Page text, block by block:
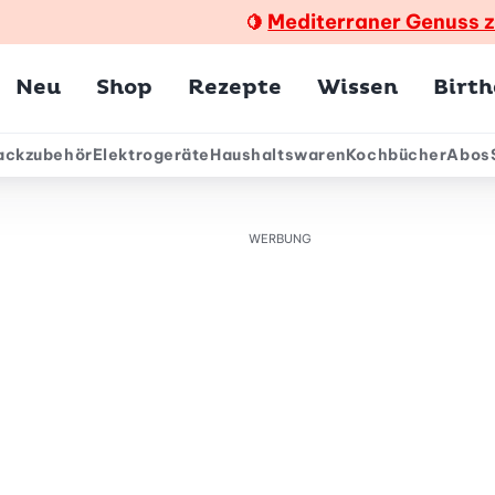
🍋 Mediterraner Genuss
Neu Shop Rezepte Wissen
ElektrogeräteHaushaltswarenKochbücherAbos
WERBUNG